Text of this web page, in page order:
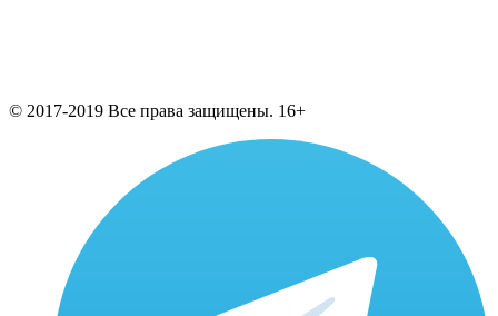
© 2017-2019 Все права защищены. 16+